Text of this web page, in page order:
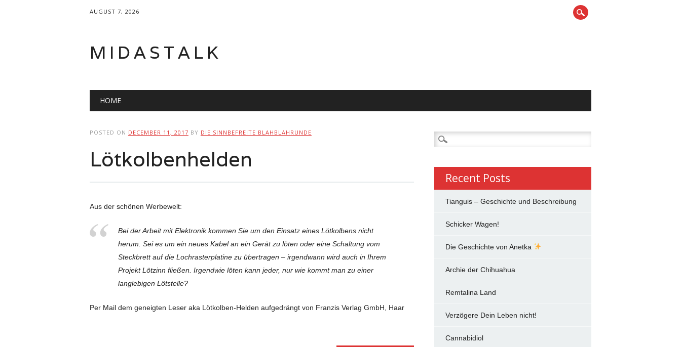
AUGUST 7, 2026
MIDASTALK
Main menu
HOME
POSTED ON DECEMBER 11, 2017 BY DIE SINNBEFREITE BLAHBLAHRUNDE
Lötkolbenhelden
Aus der schönen Werbewelt:
Bei der Arbeit mit Elektronik kommen Sie um den Einsatz eines Lötkolbens nicht
herum. Sei es um ein neues Kabel an ein Gerät zu löten oder eine Schaltung vom
Steckbrett auf die Lochrasterplatine zu übertragen – irgendwann wird auch in Ihrem
Projekt Lötzinn fließen. Irgendwie löten kann jeder, nur wie kommt man zu einer
langlebigen Lötstelle?
Per Mail dem geneigten Leser aka Lötkolben-Helden aufgedrängt von Franzis Verlag GmbH, Haar
Search
for:
Recent Posts
Tianguis – Geschichte und Beschreibung
Schicker Wagen!
Die Geschichte von Anetka
Archie der Chihuahua
Remtalina Land
Verzögere Dein Leben nicht!
Cannabidiol